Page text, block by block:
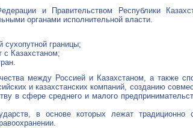
и Правительством Республики
органами исполнительной власти.
сухопутной границы;
с Казахстаном;
между Россией и Казахстаном, а также
и казахстанских компаний, созданию
в сфере среднего и малого
в основе которых лежат традиционно